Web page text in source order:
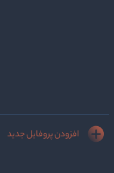
افزودن پروفایل جدید